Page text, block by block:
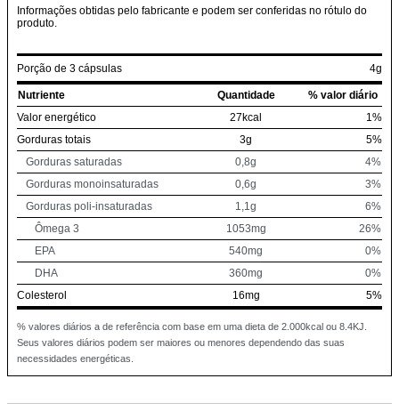
Informações obtidas pelo fabricante e podem ser conferidas no rótulo do
produto.
Porção de 3 cápsulas 4g
Nutriente Quantidade
% valor diário
Valor energético
27kcal
1%
Gorduras totais
3g
5%
Gorduras saturadas
0,8g
4%
Gorduras monoinsaturadas
0,6g
3%
Gorduras poli-insaturadas
1,1g
6%
Ômega 3
1053mg
26%
EPA
540mg
0%
DHA
360mg
0%
Colesterol
16mg 5%
% valores diários a de referência com base em uma dieta de 2.000kcal ou 8.4KJ.
Seus valores diários podem ser maiores ou menores dependendo das suas
necessidades energéticas.